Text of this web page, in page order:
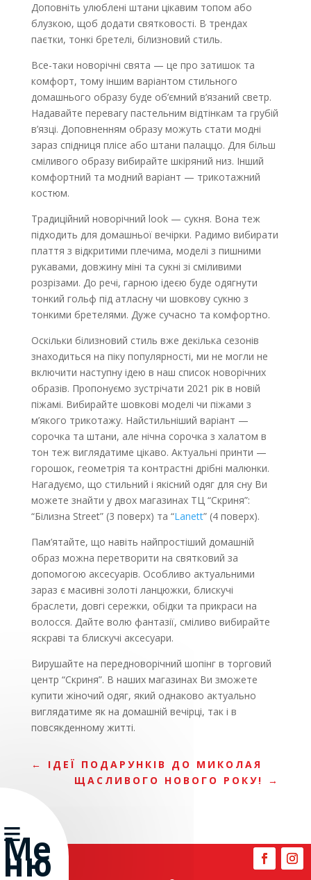
Доповніть улюблені штани цікавим топом або
блузкою, щоб додати святковості. В трендах
паєтки, тонкі бретелі, білизновий стиль.
Все-таки новорічні свята — це про затишок та
комфорт, тому іншим варіантом стильного
домашнього образу буде об’ємний в’язаний светр.
Надавайте перевагу пастельним відтінкам та грубій
в’язці. Доповненням образу можуть стати модні
зараз спідниця плісе або штани палаццо. Для більш
сміливого образу вибирайте шкіряний низ. Інший
комфортний та модний варіант — трикотажний
костюм.
Традиційний новорічний look — сукня. Вона теж
підходить для домашньої вечірки. Радимо вибирати
плаття з відкритими плечима, моделі з пишними
рукавами, довжину міні та сукні зі сміливими
розрізами. До речі, гарною ідеєю буде одягнути
тонкий гольф під атласну чи шовкову сукню з
тонкими бретелями. Дуже сучасно та комфортно.
Оскільки білизновий стиль вже декілька сезонів
знаходиться на піку популярності, ми не могли не
включити наступну ідею в наш список новорічних
образів. Пропонуємо зустрічати 2021 рік в новій
піжамі. Вибирайте шовкові моделі чи піжами з
м’якого трикотажу. Найстильніший варіант —
сорочка та штани, але нічна сорочка з халатом в
тон теж виглядатиме цікаво. Актуальні принти —
горошок, геометрія та контрастні дрібні малюнки.
Нагадуємо, що стильний і якісний одяг для сну Ви
можете знайти у двох магазинах ТЦ “Скриня”:
“Білизна Street” (3 поверх) та “Lanett” (4 поверх).
Пам’ятайте, що навіть найпростіший домашній
образ можна перетворити на святковий за
допомогою аксесуарів. Особливо актуальними
зараз є масивні золоті ланцюжки, блискучі
браслети, довгі сережки, обідки та прикраси на
волосся. Дайте волю фантазії, сміливо вибирайте
яскраві та блискучі аксесуари.
Вирушайте на передноворічний шопінг в торговий
центр “Скриня”. В наших магазинах Ви зможете
купити жіночий одяг, який однаково актуально
виглядатиме як на домашній вечірці, так і в
повсякденному житті.
← ІДЕЇ ПОДАРУНКІВ ДО МИКОЛАЯ
ЩАСЛИВОГО НОВОГО РОКУ!
→
≡
Ме
ню